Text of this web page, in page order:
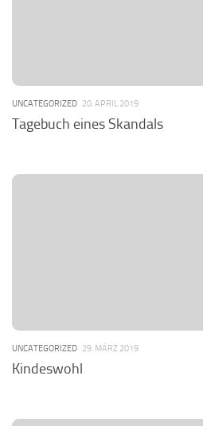
UNCATEGORIZED 20. APRIL 2019
Tagebuch eines Skandals
UNCATEGORIZED 29. MÄRZ 2019
Kindeswohl